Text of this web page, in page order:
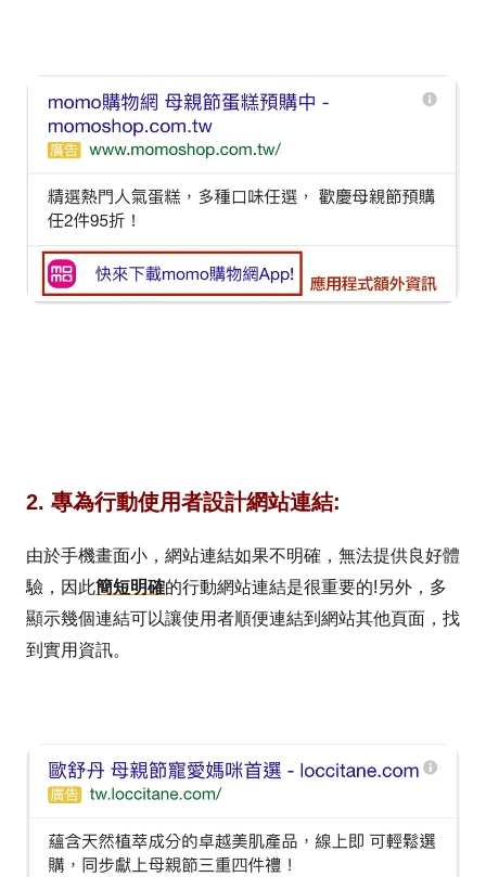
2. 專為行動使用者設計網站連結:
由於手機畫面小，網站連結如果不明確，無法提供良好體
驗，因此簡短明確的行動網站連結是很重要的!另外，多
顯示幾個連結可以讓使用者順便連結到網站其他頁面，找
到實用資訊。